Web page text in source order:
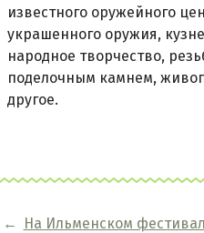
известного оружейного
украшенного оружия,
народное творчество,
поделочным камнем,
другое.
←
На Ильменском